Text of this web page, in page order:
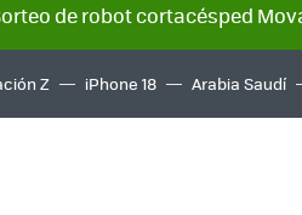
de robot cortacésped
Z iPhone 18 Arabia Saudí